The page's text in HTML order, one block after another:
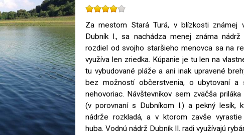
Za mestom Stará Turá, v blízkosti známej
Dubník I., sa nachádza menej známa
rozdiel od svojho staršieho menovca sa na
využíva len zriedka. Kúpanie je tu len na
tu vybudované pláže a ani inak upravené
bez možností občerstvenia, o ubytovaní a
nehovoriac. Návštevníkov sem zväčša
(v porovnaní s Dubníkom I.) a pekný lesík,
nádrže rozkladá, a v ktorom zavše vyrastie
huba. Vodnú nádrž Dubník II. radi využívajú